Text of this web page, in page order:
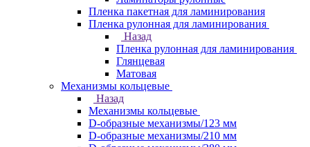
Пленка пакетная для ламинирования
Пленка рулонная для ламинирования
Назад
Пленка рулонная для ламинирования
Глянцевая
Матовая
Механизмы кольцевые
Назад
Механизмы кольцевые
D-образные механизмы/123 мм
D-образные механизмы/210 мм